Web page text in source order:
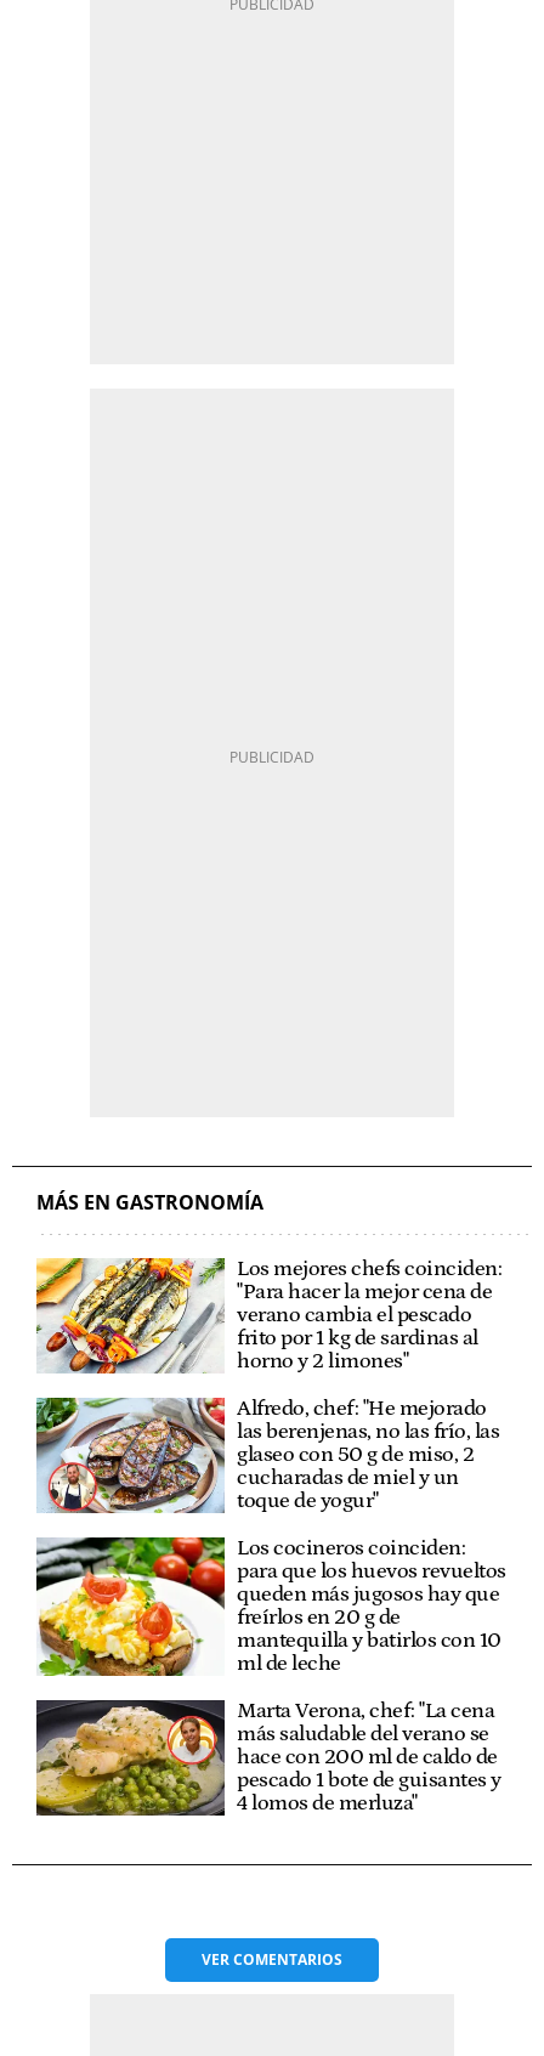
MÁS EN GASTRONOMÍA
Los mejores chefs coinciden:
"Para hacer la mejor cena de
verano cambia el pescado
frito por 1 kg de sardinas al
horno y 2 limones"
Alfredo, chef: "He mejorado
las berenjenas, no las frío, las
glaseo con 50 g de miso, 2
cucharadas de miel y un
toque de yogur"
Los cocineros coinciden:
para que los huevos revueltos
queden más jugosos hay que
freírlos en 20 g de
mantequilla y batirlos con 10
ml de leche
Marta Verona, chef: "La cena
más saludable del verano se
hace con 200 ml de caldo de
pescado 1 bote de guisantes y
4 lomos de merluza"
VERCOMENTARIOS